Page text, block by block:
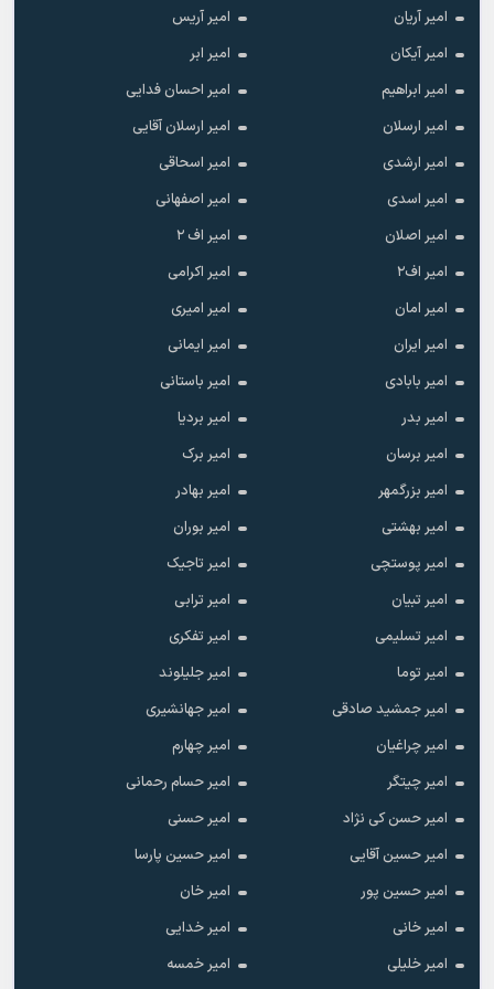
امیر آریان
امیر آریس
امیر آیکان
امیر ابر
امیر ابراهیم
امیر احسان فدایی
امیر ارسلان
امیر ارسلان آقایی
امیر ارشدی
امیر اسحاقی
امیر اسدی
امیر اصفهانی
امیر اصلان
امیر اف ۲
امیر اف۲
امیر اکرامی
امیر امان
امیر امیری
امیر ایران
امیر ایمانی
امیر بابادی
امیر باستانی
امیر بدر
امیر بردیا
امیر برسان
امیر برک
امیر بزرگمهر
امیر بهادر
امیر بهشتی
امیر بوران
امیر پوستچی
امیر تاجیک
امیر تبیان
امیر ترابی
امیر تسلیمی
امیر تفکری
امیر توما
امیر جلیلوند
امیر جمشید صادقی
امیر جهانشیری
امیر چراغیان
امیر چهارم
امیر چیتگر
امیر حسام رحمانی
امیر حسن کی نژاد
امیر حسنی
امیر حسین آقایی
امیر حسین پارسا
امیر حسین پور
امیر خان
امیر خانی
امیر خدایی
امیر خلیلی
امیر خمسه